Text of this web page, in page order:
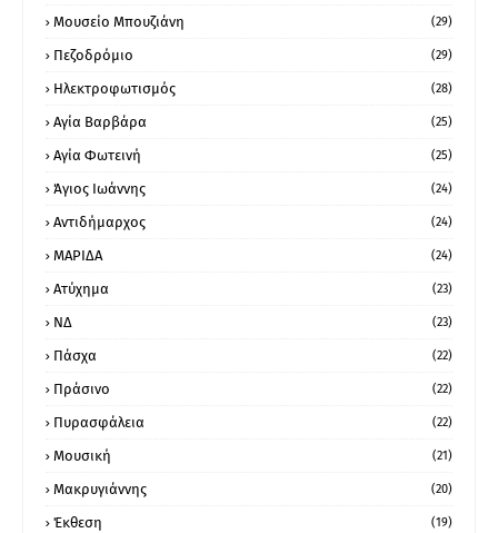
Μουσείο Μπουζιάνη (29)
Πεζοδρόμιο (29)
Ηλεκτροφωτισμός (28)
Αγία Βαρβάρα (25)
Αγία Φωτεινή (25)
Άγιος Ιωάννης (24)
Αντιδήμαρχος (24)
ΜΑΡΙΔΑ (24)
Ατύχημα (23)
ΝΔ (23)
Πάσχα (22)
Πράσινο (22)
Πυρασφάλεια (22)
Μουσική (21)
Μακρυγιάννης (20)
Έκθεση (19)